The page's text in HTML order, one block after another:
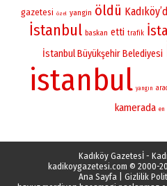
gazetesi özel yangin öldü
İstanbul baskan etti trafik
İstanbul Büyükşehir Belediyesi
istanbul yangın
kamerada en
Kadıköy Gazetesİ -
kadikoygazetesi.com © 2000-
Ana Sayfa
Gizlilik